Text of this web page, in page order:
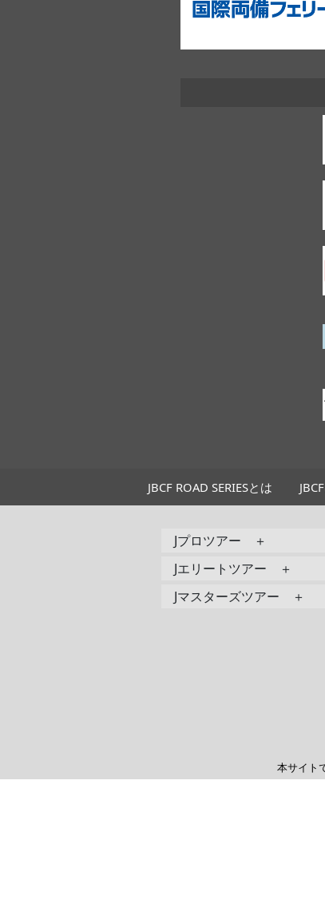
JBCF ROAD SERIESとは
Jプロツアー ＋
Jエリートツアー ＋
Jマスターズツアー ＋
本サイト